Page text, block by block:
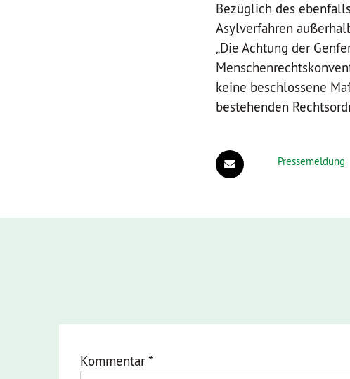
Bezüglich des
Asylverfahren
„Die Achtung der
keine beschlossene
bestehenden
Pressemeldung
Kommentar*